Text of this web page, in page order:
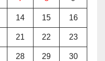
14 15 16
21 22 23
28 29 30